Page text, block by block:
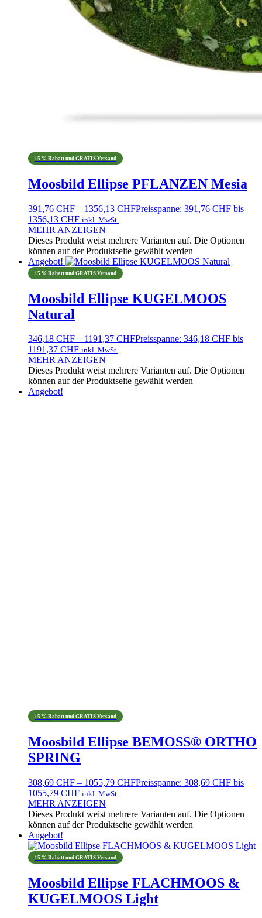
15 % Rabatt und GRATIS Versand
Moosbild Ellipse PFLANZEN Mesia
391,76 CHF – 1356,13 CHFPreisspanne: 391,76 CHF bis
1356,13 CHF inkl. MwSt.
MEHR ANZEIGEN
Dieses Produkt weist mehrere Varianten auf. Die Optionen
können auf der Produktseite gewählt werden
Angebot!
15 % Rabatt und GRATIS Versand
Moosbild Ellipse KUGELMOOS
Natural
346,18 CHF – 1191,37 CHFPreisspanne: 346,18 CHF bis
1191,37 CHF inkl. MwSt.
MEHR ANZEIGEN
Dieses Produkt weist mehrere Varianten auf. Die Optionen
können auf der Produktseite gewählt werden
Angebot!
15 % Rabatt und GRATIS Versand
Moosbild Ellipse BEMOSS® ORTHO
SPRING
308,69 CHF – 1055,79 CHFPreisspanne: 308,69 CHF bis
1055,79 CHF inkl. MwSt.
MEHR ANZEIGEN
Dieses Produkt weist mehrere Varianten auf. Die Optionen
können auf der Produktseite gewählt werden
Angebot!
15 % Rabatt und GRATIS Versand
Moosbild Ellipse FLACHMOOS &
KUGELMOOS Light